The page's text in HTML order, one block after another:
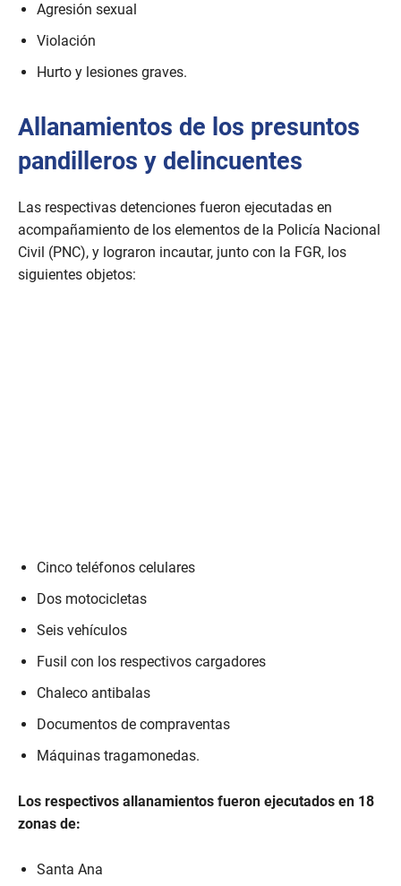
Agresión sexual
Violación
Hurto y lesiones graves.
Allanamientos de los presuntos
pandilleros y delincuentes
Las respectivas detenciones fueron ejecutadas en
acompañamiento de los elementos de la Policía Nacional
Civil (PNC), y lograron incautar, junto con la FGR, los
siguientes objetos:
Cinco teléfonos celulares
Dos motocicletas
Seis vehículos
Fusil con los respectivos cargadores
Chaleco antibalas
Documentos de compraventas
Máquinas tragamonedas.
Los respectivos allanamientos fueron ejecutados en 18
zonas de:
Santa Ana